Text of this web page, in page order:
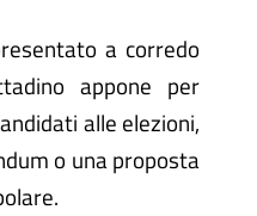
a corredo
appone per
alle elezioni,
o una proposta